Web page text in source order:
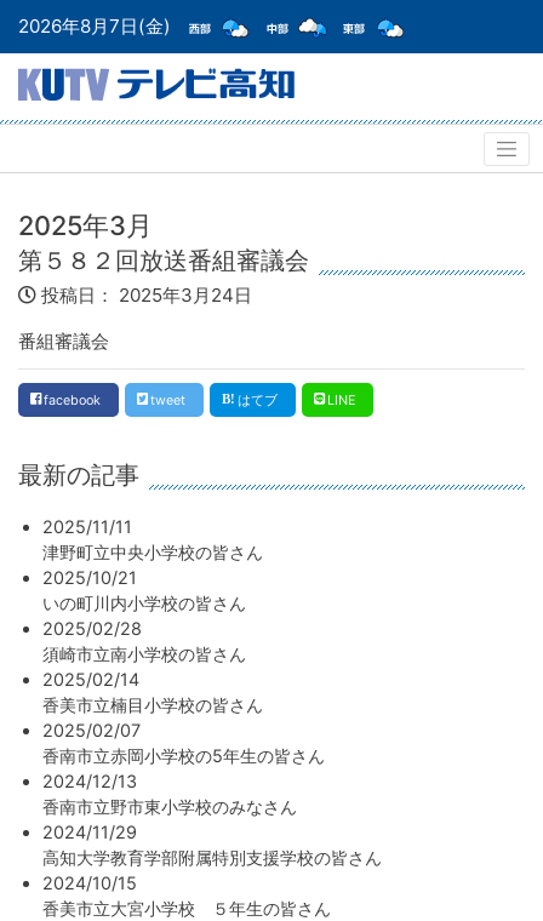
2026年8月7日(金)
2025年3月
第５８２回放送番組審議会
投稿日： 2025年3月24日
番組審議会
facebook tweet はてブ LINE
最新の記事
2025/11/11
津野町立中央小学校の皆さん
2025/10/21
いの町川内小学校の皆さん
2025/02/28
須崎市立南小学校の皆さん
2025/02/14
香美市立楠目小学校の皆さん
2025/02/07
香南市立赤岡小学校の5年生の皆さん
2024/12/13
香南市立野市東小学校のみなさん
2024/11/29
高知大学教育学部附属特別支援学校の皆さん
2024/10/15
香美市立大宮小学校 ５年生の皆さん